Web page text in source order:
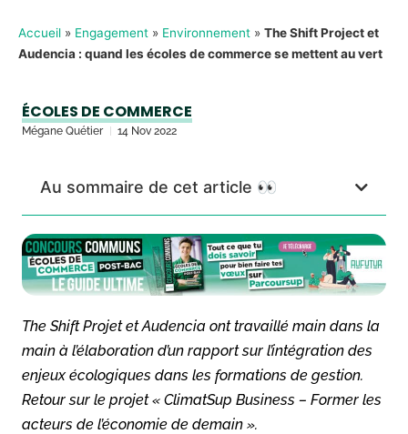
Accueil » Engagement » Environnement » The Shift Project et
Audencia : quand les écoles de commerce se mettent au vert
ÉCOLES DE COMMERCE
Mégane Quétier 14 Nov 2022
Au sommaire de cet article 👀
The Shift Projet et Audencia ont travaillé main dans la
main à l’élaboration d’un rapport sur l’intégration des
enjeux écologiques dans les formations de gestion.
Retour sur le projet « ClimatSup Business – Former les
acteurs de l’économie de demain ».